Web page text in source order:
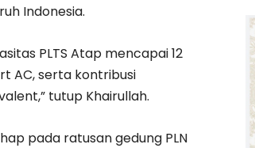
Indonesia.
PLTS Atap mencapai 12
AC, serta kontribusi
tutup Khairullah.
pada ratusan gedung PLN